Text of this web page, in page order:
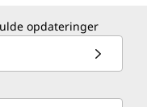
opdateringer